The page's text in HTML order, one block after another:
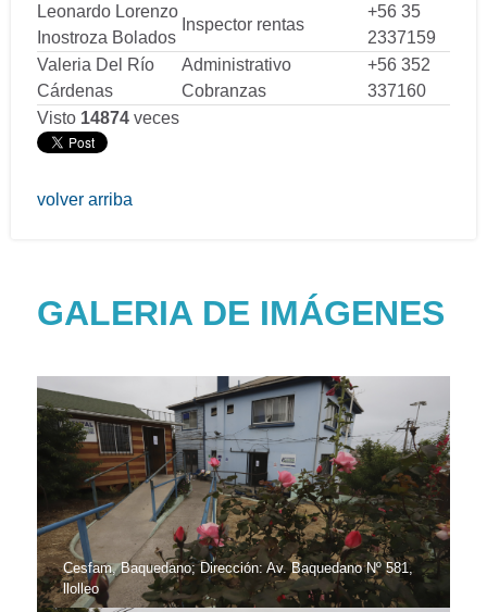
Leonardo Lorenzo
Inostroza Bolados
Inspector rentas
+56 35
2337159
Valeria Del Río
Cárdenas
Administrativo
Cobranzas
+56 352
337160
Visto 14874 veces
volver arriba
GALERIA DE IMÁGENES
Cesfam, Baquedano; Dirección: Av. Baquedano Nº 581,
llolleo